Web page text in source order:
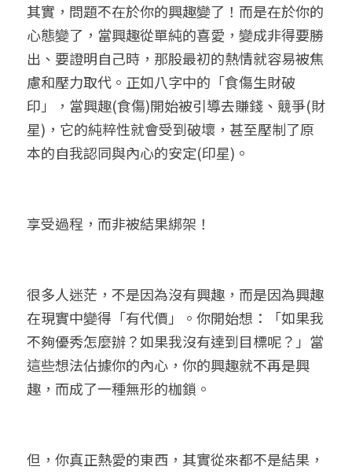
五行八字線上班
其實，問題不在於你的興趣變了！而是在於你的
心態變了，當興趣從單純的喜愛，變成非得要勝
出、要證明自己時，那股最初的熱情就容易被焦
慮和壓力取代。正如八字中的「食傷生財破
印」，當興趣(食傷)開始被引導去賺錢、競爭(財
星)，它的純粹性就會受到破壞，甚至壓制了原
本的自我認同與內心的安定(印星)。
享受過程，而非被結果綁架！
很多人迷茫，不是因為沒有興趣，而是因為興趣
在現實中變得「有代價」。你開始想：「如果我
不夠優秀怎麼辦？如果我沒有達到目標呢？」當
這些想法佔據你的內心，你的興趣就不再是興
趣，而成了一種無形的枷鎖。
但，你真正熱愛的東西，其實從來都不是結果，